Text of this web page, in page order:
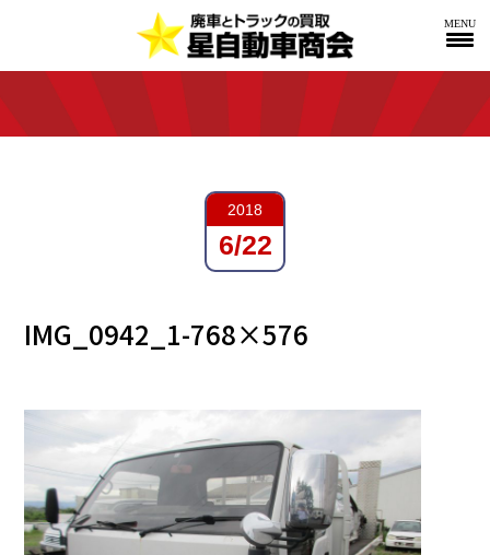
MENU
2018
6/22
IMG_0942_1-768×576